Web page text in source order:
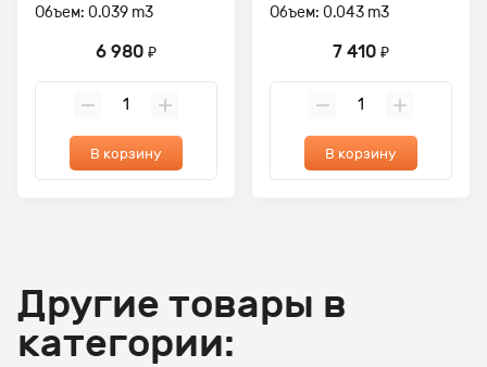
Объем: 0.039 m3
6 980 ₽
В корзину
Объем: 0.043 m3
7 410 ₽
В корзину
Другие товары в
категории: